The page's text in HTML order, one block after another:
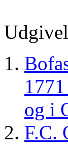
og i
F.C.